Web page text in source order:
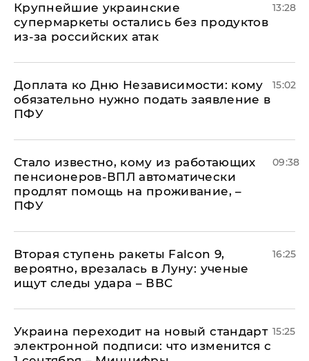
Крупнейшие украинские
супермаркеты остались без продуктов
из-за российских атак
13:28
Доплата ко Дню Независимости: кому
обязательно нужно подать заявление в
ПФУ
15:02
Стало известно, кому из работающих
пенсионеров-ВПЛ автоматически
продлят помощь на проживание, –
ПФУ
09:38
Вторая ступень ракеты Falcon 9,
вероятно, врезалась в Луну: ученые
ищут следы удара – ВВС
16:25
Украина переходит на новый стандарт
электронной подписи: что изменится с
15:25